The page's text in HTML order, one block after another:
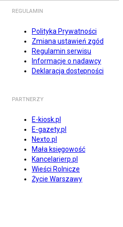
REGULAMIN
Polityka Prywatności
Zmiana ustawień zgód
Regulamin serwisu
Informacje o nadawcy
Deklaracja dostępności
PARTNERZY
E-kiosk.pl
E-gazety.pl
Nexto.pl
Mała księgowość
Kancelarierp.pl
Wieści Rolnicze
Życie Warszawy